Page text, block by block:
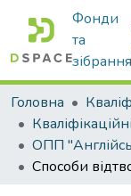
Фонди
та
зібрання
Головна